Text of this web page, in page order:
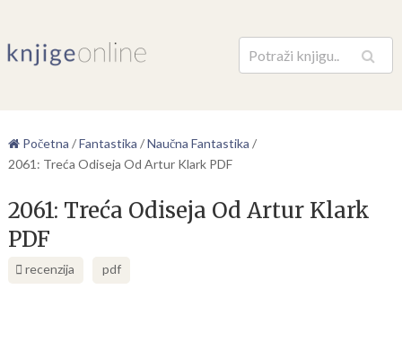
Pretraga
Početna /Fantastika /Naučna Fantastika /
2061: Treća Odiseja Od Artur Klark PDF
2061: Treća Odiseja Od Artur Klark
PDF
recenzija pdf